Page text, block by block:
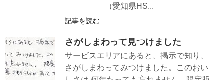
（愛知県HS...
記事を読む
さがしまわって見つけました
サービスエリアにあると、掲示で知り、
さがしまわってみつけました。このおい